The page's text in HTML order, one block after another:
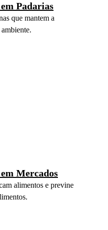
Padarias
que mantem a
Mercados
alimentos e previne